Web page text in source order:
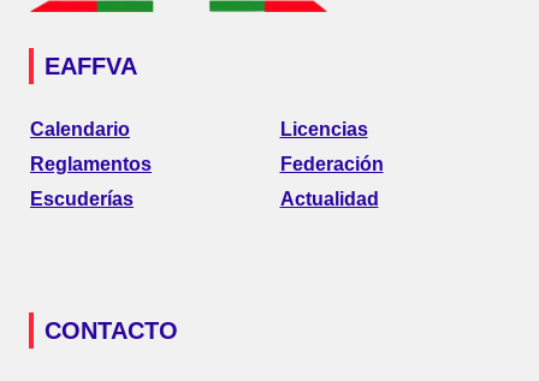
EAFFVA
Calendario
Reglamentos
Escuderías
Licencias
Federación
Actualidad
CONTACTO